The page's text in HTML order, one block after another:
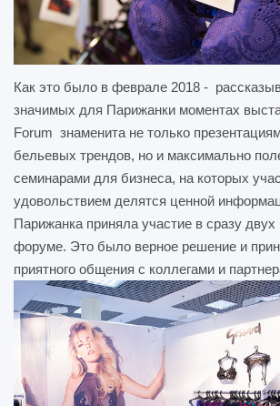
Как это было в феврале 2018 -
значимых для Парижанки моментах
Forum знаменита не только
бельевых трендов, но и максимально
семинарами для бизнеса, на которых
удовольствием делятся ценной
Парижанка приняла участие в сразу двух
форуме. Это было верное решение и
приятного общения с коллегами и